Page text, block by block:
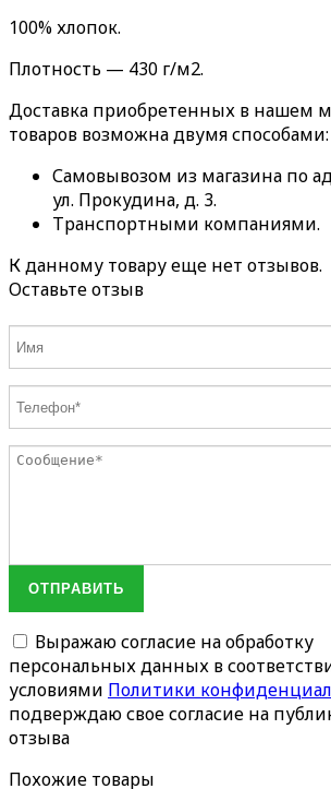
100% хлопок.
Плотность — 430 г/м2.
Доставка приобретенных в нашем
товаров возможна двумя способами:
Самовывозом из магазина по
ул. Прокудина, д. 3.
Транспортными компаниями.
К данному товару еще нет отзывов.
Оставьте отзыв
ОТПРАВИТЬ
Выражаю согласие на обработку
персональных данных в
условиями Политики
подверждаю свое согласие на
отзыва
Похожие товары